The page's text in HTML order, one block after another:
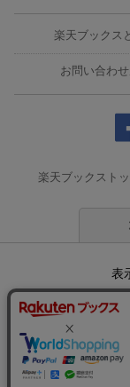
楽天ブックス
お問い合わ
楽天ブックスト
表
企業情報 個人